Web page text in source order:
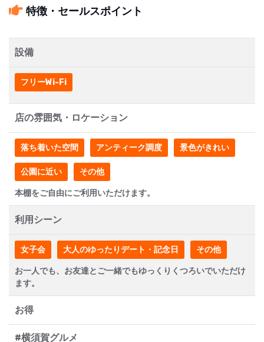
特徴・セールスポイント
設備
フリーWi-Fi
店の雰囲気・ロケーション
落ち着いた空間 アンティーク調度 景色がきれい
公園に近い その他
本棚をご自由にご利用いただけます。
利用シーン
女子会 大人のゆったりデート・記念日 その他
お一人でも、お友達とご一緒でもゆっくりくつろいでいただけ
ます。
お得
#横須賀グルメ